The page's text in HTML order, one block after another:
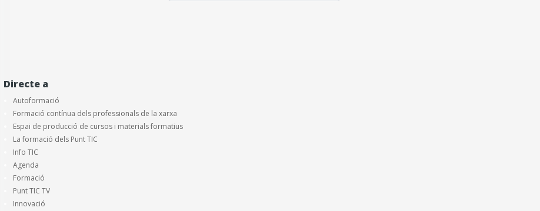
Directe a
Autoformació
Formació contínua dels professionals de la xarxa
Espai de producció de cursos i materials formatius
La formació dels Punt TIC
Info TIC
Agenda
Formació
Punt TIC TV
Innovació